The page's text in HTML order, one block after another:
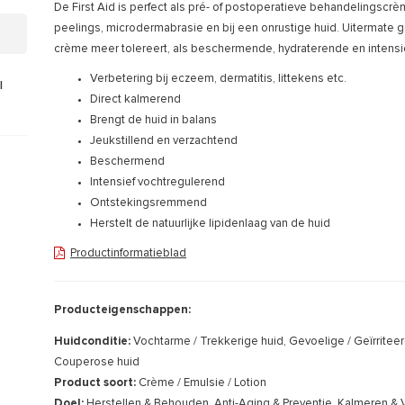
De First Aid is perfect als pré- of postoperatieve
peelings, microdermabrasie en bij een onrustige huid. Uitermate
crème meer tolereert, als beschermende, hydraterende en
Verbetering bij eczeem, dermatitis, littekens etc.
Direct kalmerend
Brengt de huid in balans
Jeukstillend en verzachtend
Beschermend
Intensief vochtregulerend
Ontstekingsremmend
Herstelt de natuurlijke lipidenlaag van de huid
Productinformatieblad
Producteigenschappen:
Huidconditie: Vochtarme / Trekkerige huid, Gevoelige /
Couperose huid
Product soort: Crème / Emulsie / Lotion